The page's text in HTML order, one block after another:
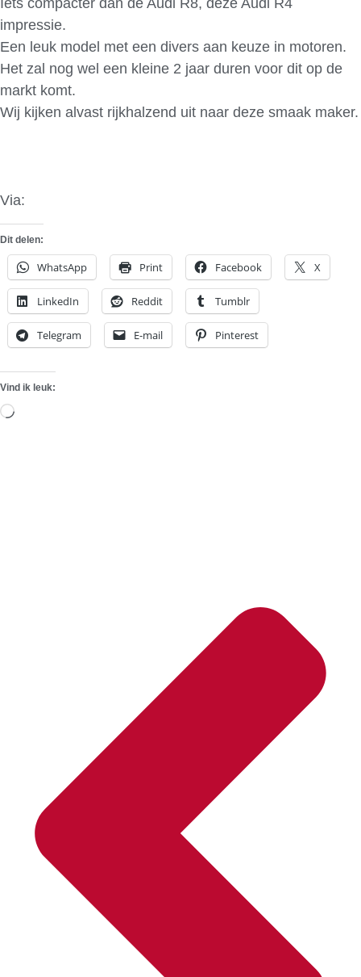
impressie.
Een leuk model met een divers aan keuze in motoren.
Het zal nog wel een kleine 2 jaar duren voor dit op de
markt komt.
Wij kijken alvast rijkhalzend uit naar deze smaak maker.
Via:
Dit delen:
WhatsApp Print Facebook X
LinkedIn Reddit Tumblr
Telegram E-mail Pinterest
Vind ik leuk:
Aan